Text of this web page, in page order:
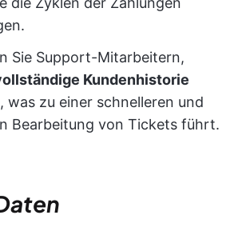
Sie Support-Mitarbeitern,
Kundenhistorie
was zu einer schnelleren und
Bearbeitung von Tickets führt.